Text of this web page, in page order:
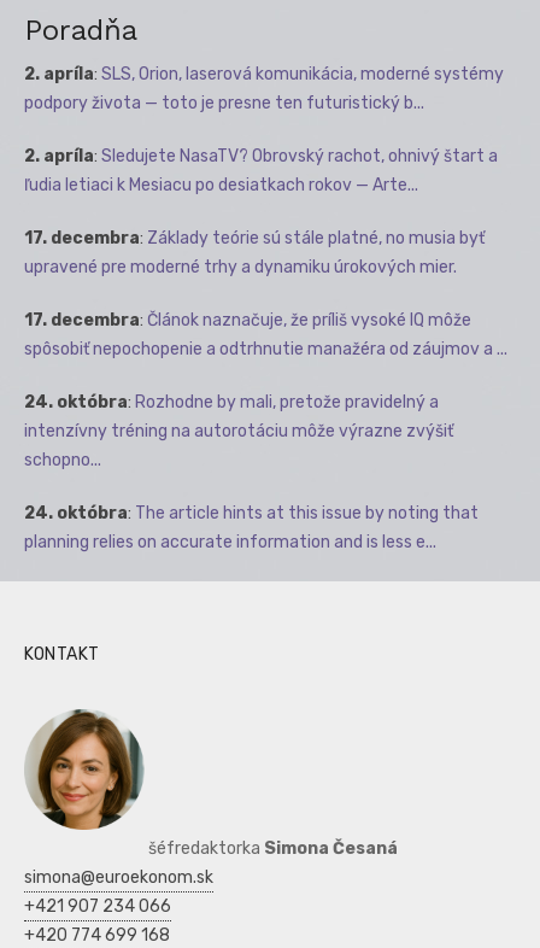
Poradňa
2. apríla: SLS, Orion, laserová komunikácia, moderné systémy
podpory života — toto je presne ten futuristický b...
2. apríla: Sledujete NasaTV? Obrovský rachot, ohnivý štart a
ľudia letiaci k Mesiacu po desiatkach rokov — Arte...
17. decembra: Základy teórie sú stále platné, no musia byť
upravené pre moderné trhy a dynamiku úrokových mier.
17. decembra: Článok naznačuje, že príliš vysoké IQ môže
spôsobiť nepochopenie a odtrhnutie manažéra od záujmov a ...
24. októbra: Rozhodne by mali, pretože pravidelný a
intenzívny tréning na autorotáciu môže výrazne zvýšiť
schopno...
24. októbra: The article hints at this issue by noting that
planning relies on accurate information and is less e...
KONTAKT
šéfredaktorka Simona Česaná
simona@euroekonom.sk
+421 907 234 066
+420 774 699 168